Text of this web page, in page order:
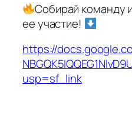
Собирай команду
ее участие!
https://
usp=sf_link